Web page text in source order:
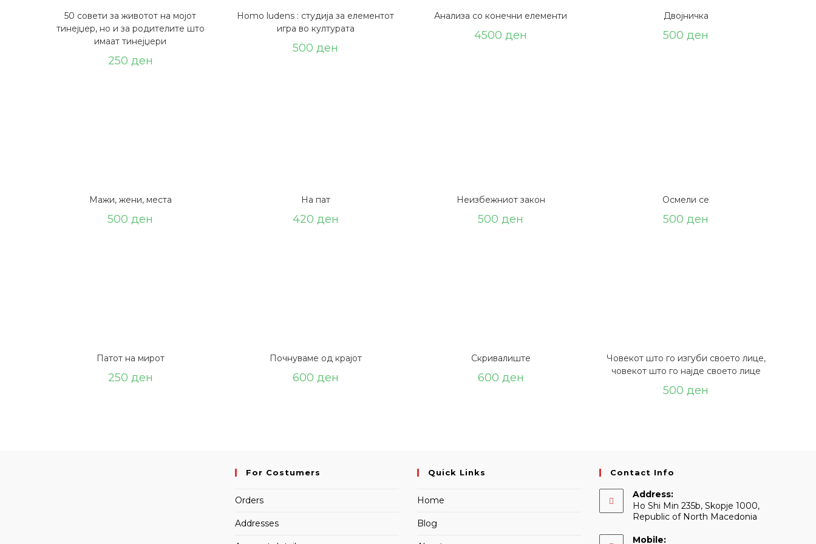
50 совети за животот на мојот
тинејџер, но и за родителите што
имаат тинејџери
250 ден
Homo ludens : студија за елементот
игра во културата
500 ден
Анализа со конечни елементи
4500 ден
Двојничка
500 ден
Мажи, жени, места
500 ден
На пат
420 ден
Неизбежниот закон
500 ден
Осмели се
500 ден
Патот на мирот
250 ден
Почнуваме од крајот
600 ден
Скривалиште
600 ден
Човекот што го изгуби своето лице,
човекот што го најде своето лице
500 ден
For Costumers
Orders
Addresses
Quick Links
Home
Blog
Contact Info
Address:
Ho Shi Min 235b, Skopje 1000,
Republic of North Macedonia
Mobile: